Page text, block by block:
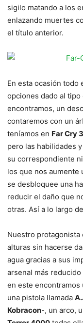
sigilo matando a los
enlazando muertes
el título anterior.
En esta ocasión todo
opciones dado al
encontramos, un
contaremos con un
teníamos en Far Cry 3
pero las habilidades
su correspondiente
los que nos aumente
se desbloquee una
reducir el daño que
otras. Así a lo largo
Nuestro protagonista
alturas sin hacerse
agua gracias a sus
arsenal más
en este encontramos
una pistola llamada
Kobracon-, un arco,